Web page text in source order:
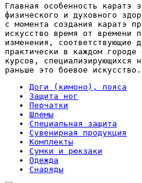
Главная особенность каратэ
физического и духовного
с момента создания каратэ
искусство время от времени
изменения, соответствующие
практически в каждом
курсов, специализирующихся
раньше это боевое
Доги (кимоно), пояса
Защита ног
Перчатки
Шлемы
Специальная защита
Сувенирная продукция
Комплекты
Сумки и рюкзаки
Одежда
Снаряды